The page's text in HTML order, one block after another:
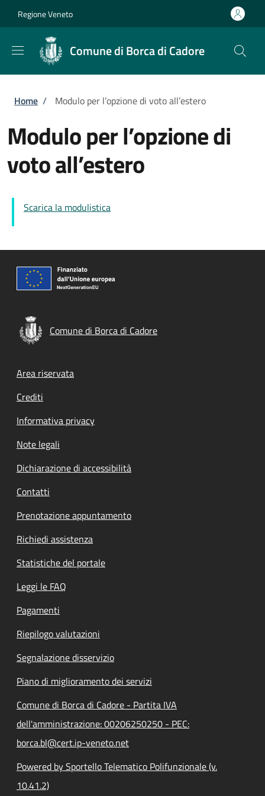
Regione Veneto
Comune di Borca di Cadore
Briciole di pane
Home / Modulo per l’opzione di voto all’estero
Modulo per l’opzione di
voto all’estero
Scarica la modulistica
Comune di Borca di Cadore
Footer menu
Area riservata
Crediti
Informativa privacy
Note legali
Dichiarazione di accessibilità
Contatti
Prenotazione appuntamento
Richiedi assistenza
Statistiche del portale
Leggi le FAQ
Pagamenti
Riepilogo valutazioni
Segnalazione disservizio
Piano di miglioramento dei servizi
Comune di Borca di Cadore - Partita IVA
dell'amministrazione: 00206250250 - PEC:
borca.bl@cert.ip-veneto.net
Powered by Sportello Telematico Polifunzionale (v.
10.41.2)